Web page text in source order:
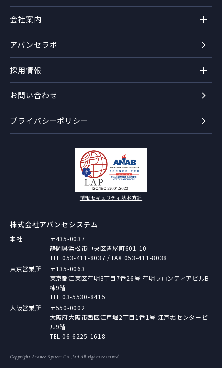
会社案内
採用情報
アバンセラボ
お問い合わせ
プライバシーポリシー
株式会社アバンセシステム
本社
〒435-0037
静岡県浜松市中央区青屋町601-10
TEL 053-411-8037 / FAX 053-411-8038
東京営業所
〒135-0063
東京都江東区有明3丁目7番26号 有明フロンティアビルB
棟9階
TEL 03-5530-8415
大阪営業所
〒550-0002
大阪府大阪市西区江戸堀2丁目1番1号 江戸堀センタービ
ル9階
TEL 06-6225-1618
Copyright Avance System Co.,Ltd.All rights reserved
情報セキュリティ基本方針